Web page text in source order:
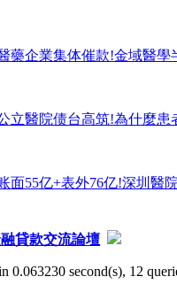
藥企業集体催款!金域醫學
立醫院债台高筑!為什麼患
面55亿+表外76亿!深圳醫
貸款交流論壇
0.063230 second(s), 12